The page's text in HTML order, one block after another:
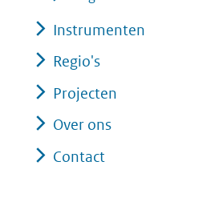
Instrumenten
Regio's
Projecten
Over ons
Contact